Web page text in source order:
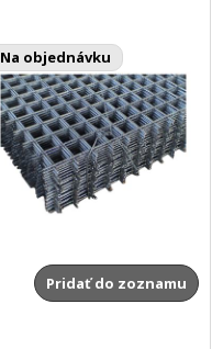
Na objednávku
Pridať do zoznamu